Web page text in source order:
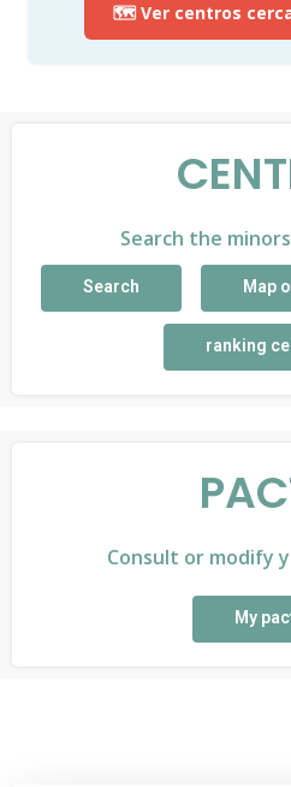
🗺️ Ver centros
Search the
Search Map
ranking
Consult or modify
My